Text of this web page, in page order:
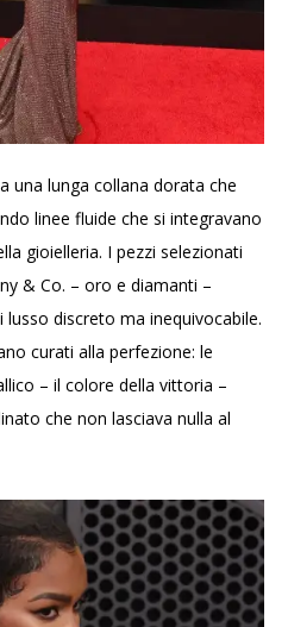
una lunga collana dorata che
linee fluide che si integravano
gioielleria. I pezzi selezionati
& Co. – oro e diamanti –
discreto ma inequivocabile.
curati alla perfezione: le
– il colore della vittoria –
che non lasciava nulla al